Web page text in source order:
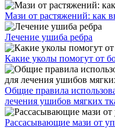
Мази от растяжений: как
Лечение ушиба ребра
Какие уколы помогут от
Общие правила
лечения ушибов мягких
Рассасывающие мази от